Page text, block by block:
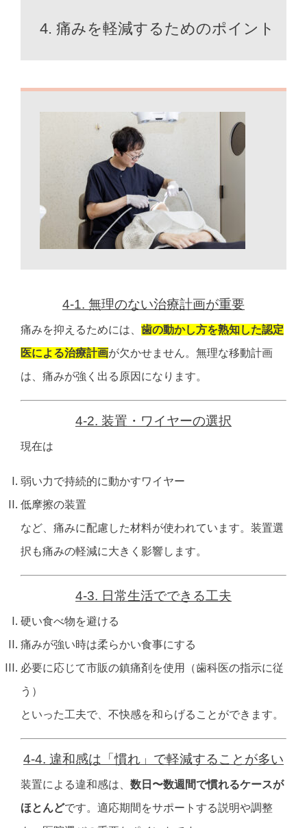
4. 痛みを軽減するためのポイント
4-1. 無理のない治療計画が重要
痛みを抑えるためには、 歯の動かし方を熟知した認定
医による治療計画が欠かせません。 無理な移動計画
は、 痛みが強く出る原因になります。
4-2. 装置・ワイヤーの選択
現在は
弱い力で持続的に動かすワイヤー
低摩擦の装置
など、痛みに配慮した材料が使われています。 装置選
択も痛みの軽減に大きく影響します。
4-3. 日常生活でできる工夫
硬い食べ物を避ける
痛みが強い時は柔らかい食事にする
必要に応じて市販の鎮痛剤を使用（歯科医の指示に従
う）
といった工夫で、 不快感を和らげることができます。
4-4. 違和感は「慣れ」で軽減することが多い
装置による違和感は、 数日〜数週間で慣れるケースが
ほとんどです。 適応期間をサポートする説明や調整